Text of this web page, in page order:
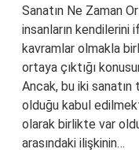
Sanatın Ne Zaman
insanların kendilerini
kavramlar olmakla
ortaya çıktığı
Ancak, bu iki
olduğu kabul
olarak birlikte var
arasındaki ilişkinin…